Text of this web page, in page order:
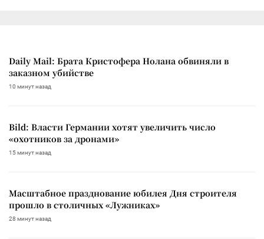
Daily Mail: Брата Кристофера Нолана обвиняли в
заказном убийстве
10 минут назад
Bild: Власти Германии хотят увеличить число
«охотников за дронами»
15 минут назад
Масштабное празднование юбилея Дня строителя
прошло в столичных «Лужниках»
28 минут назад